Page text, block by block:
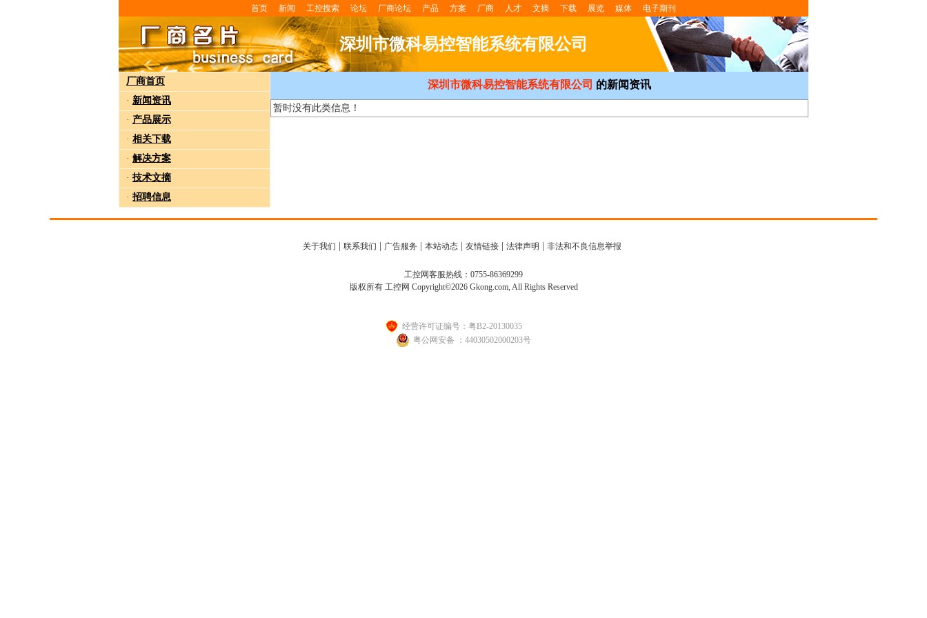
首页 新闻 工控搜索 论坛 厂商论坛 产品 方案 厂商 人才 文摘 下载 展览 媒体 电子期刊
深圳市微科易控智能系统有限公司
厂商首页
· 新闻资讯
· 产品展示
· 相关下载
· 解决方案
· 技术文摘
· 招聘信息
深圳市微科易控智能系统有限公司 的新闻资讯
暂时没有此类信息！
关于我们 联系我们 广告服务 本站动态| 友情链接| 法律声明 非法和不良信息举报
工控网客服热线：0755-86369299
版权所有 工控网 Copyright©2026 Gkong.com, All Rights Reserved
经营许可证编号：粤B2-20130035
粤公网安备 ：44030502000203号